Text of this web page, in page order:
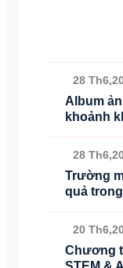
28
Album
khoảnh
28
Trường
quả
20
Chương